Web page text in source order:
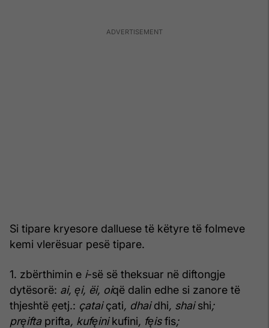
Si tipare kryesore dalluese të këtyre të folmeve
kemi vlerësuar pesë tipare.
1. zbërthimin e i-së së theksuar në diftongje
dytësorë: ai, ęi, ëi, oiqë dalin edhe si zanore të
thjeshtë ęetj.: çataiçati, dhaidhi, shaishi;
pręifta prifta, kufęini kufini, fęis fis;